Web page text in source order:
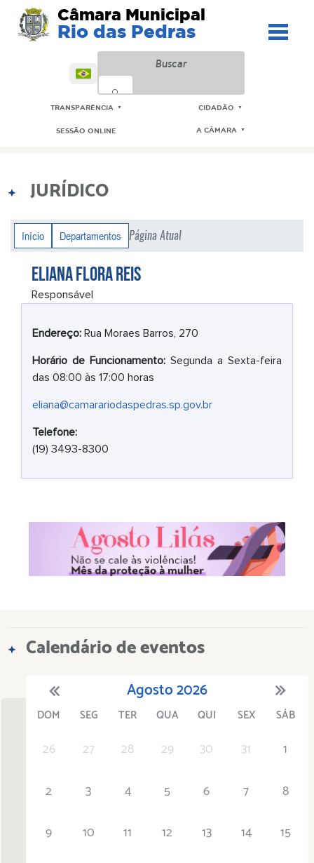
Câmara Municipal
Rio das Pedras
TRANSPARÊNCIA ▼ CIDADÃO ▼
SESSÃO ONLINE A CÂMARA ▼
JURÍDICO
Início Departamentos Página Atual
ELIANA FLORA REIS
Responsável
Endereço: Rua Moraes Barros, 270
Horário de Funcionamento: Segunda a Sexta-feira
das 08:00 às 17:00 horas
eliana@camarariodaspedras.sp.gov.br
Telefone:
(19) 3493-8300
Calendário de eventos
Agosto2026
1 3 5 6 7 8 10 11 12
'21 '22 '23 '24 '25 '26 '27 '28 '29 '30 '31
DOM SEG TER QUA QUI SEX SÁB
26 27 28 29 30 31
1
2
3 4 5 6 7
8
9
10 11 12 13 14
15